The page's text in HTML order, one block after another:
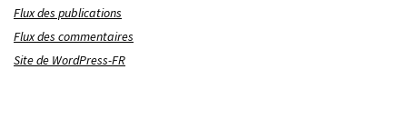
Flux des publications
Flux des commentaires
Site de WordPress-FR